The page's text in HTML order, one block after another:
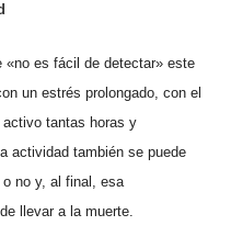
«no es fácil de detectar» este
un estrés prolongado, con el
tantas horas y
actividad también se puede
o no y, al final, esa
llevar a la muerte.